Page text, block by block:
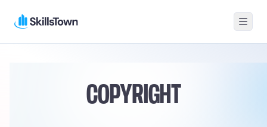
Menu
COPYRIGHT